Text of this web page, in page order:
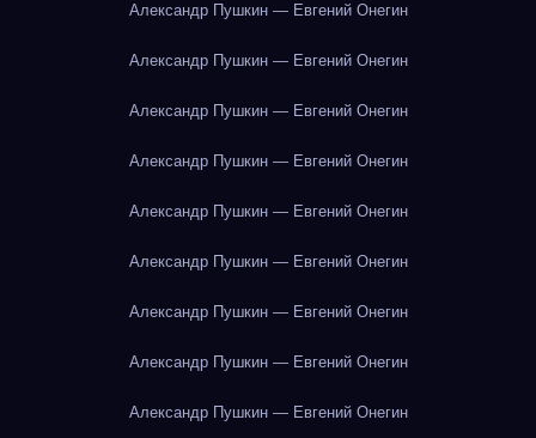
Александр Пушкин — Евгений Онегин
Александр Пушкин — Евгений Онегин
Александр Пушкин — Евгений Онегин
Александр Пушкин — Евгений Онегин
Александр Пушкин — Евгений Онегин
Александр Пушкин — Евгений Онегин
Александр Пушкин — Евгений Онегин
Александр Пушкин — Евгений Онегин
Александр Пушкин — Евгений Онегин